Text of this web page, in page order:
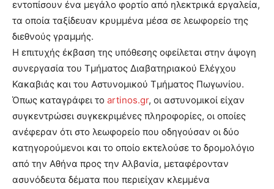
εντοπίσουν ένα μεγάλο φορτίο από ηλεκτρικά εργαλεία,
τα οποία ταξίδευαν κρυμμένα μέσα σε λεωφορείο της
διεθνούς γραμμής.
Η επιτυχής έκβαση της υπόθεσης οφείλεται στην άψογη
συνεργασία του Τμήματος Διαβατηριακού Ελέγχου
Κακαβιάς και του Αστυνομικού Τμήματος Πωγωνίου.
Όπως καταγράφει το artinos.gr, οι αστυνομικοί είχαν
συγκεντρώσει συγκεκριμένες πληροφορίες, οι οποίες
ανέφεραν ότι στο λεωφορείο που οδηγούσαν οι δύο
κατηγορούμενοι και το οποίο εκτελούσε το δρομολόγιο
από την Αθήνα προς την Αλβανία, μεταφέρονταν
ασυνόδευτα δέματα που περιείχαν κλεμμένα